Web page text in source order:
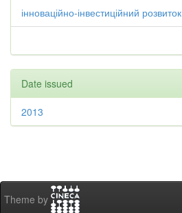
інноваційно-інвестиційний розвиток
Date issued
2013
Theme by